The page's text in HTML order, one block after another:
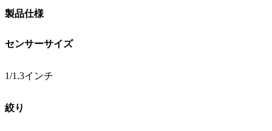
製品仕様
センサーサイズ
1/1.3インチ
絞り